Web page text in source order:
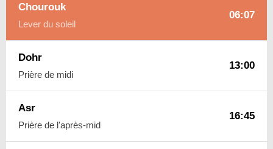
Chourouk
Lever du soleil
06:07
Dohr
Prière de midi
13:00
Asr
Prière de l'après-mid
16:45